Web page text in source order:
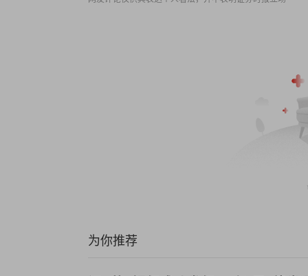
为你推荐